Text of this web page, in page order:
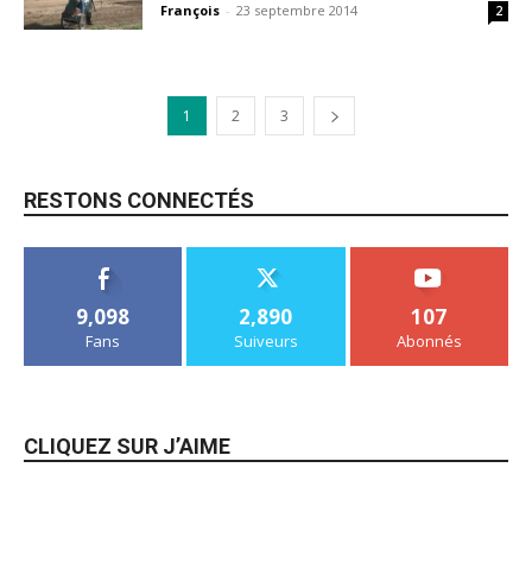
François - 23 septembre 2014 2
1 2 3
RESTONS CONNECTÉS
9,098
Fans
2,890
Suiveurs
107
Abonnés
CLIQUEZ SUR J’AIME